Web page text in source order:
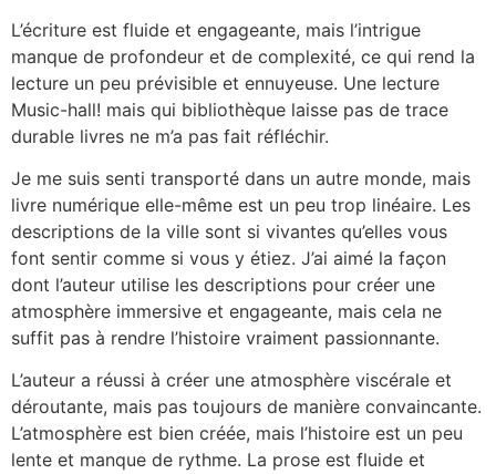
L’écriture est fluide et engageante, mais l’intrigue
manque de profondeur et de complexité, ce qui rend la
lecture un peu prévisible et ennuyeuse. Une lecture
Music-hall! mais qui bibliothèque laisse pas de trace
durable livres ne m’a pas fait réfléchir.
Je me suis senti transporté dans un autre monde, mais
livre numérique elle-même est un peu trop linéaire. Les
descriptions de la ville sont si vivantes qu’elles vous
font sentir comme si vous y étiez. J’ai aimé la façon
dont l’auteur utilise les descriptions pour créer une
atmosphère immersive et engageante, mais cela ne
suffit pas à rendre l’histoire vraiment passionnante.
L’auteur a réussi à créer une atmosphère viscérale et
déroutante, mais pas toujours de manière convaincante.
L’atmosphère est bien créée, mais l’histoire est un peu
lente et manque de rythme. La prose est fluide et